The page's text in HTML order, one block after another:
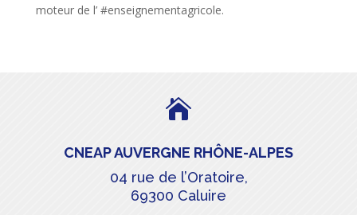
moteur de l’ #enseignementagricole.

CNEAP AUVERGNE RHÔNE-ALPES
04 rue de l’Oratoire,
69300 Caluire